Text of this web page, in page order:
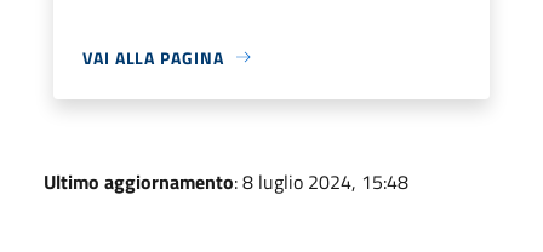
VAI ALLA PAGINA
Ultimo aggiornamento: 8 luglio 2024, 15:48